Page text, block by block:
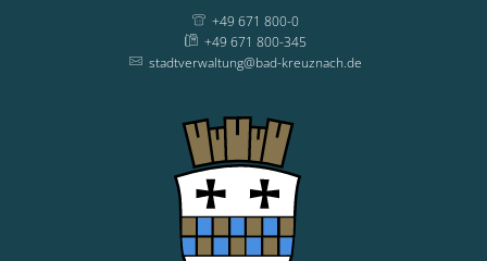
+49 671 800-0
+49 671 800-345
stadtverwaltung@bad-kreuznach.de